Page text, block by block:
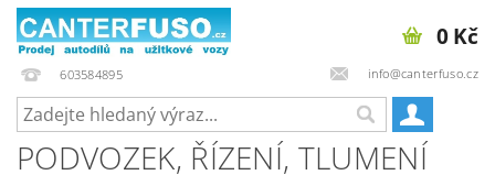
603584895 info@canterfuso.cz
0 Kč
PODVOZEK, ŘÍZENÍ, TLUMENÍ